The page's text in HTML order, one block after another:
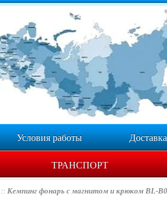
Условия работы Доставка
ТРАНСПОРТ
Кемпинг фонарь с магнитом и крюком BL-